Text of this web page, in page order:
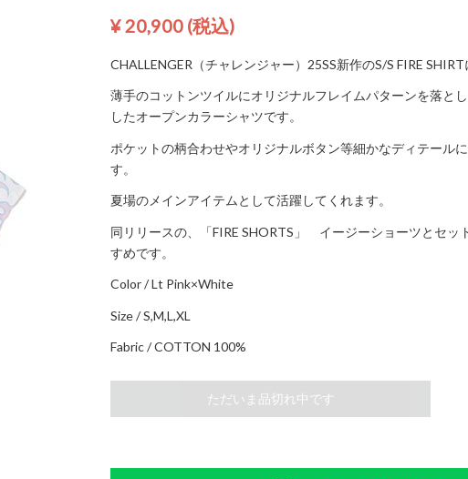
¥ 20,900 (税込)
CHALLENGER（チャレンジャー）25SS新作のS/S FIRE SHIRT
薄手のコットンツイルにオリジナルフレイムパターンを落と
したオープンカラーシャツです。
ポケットの柄合わせやオリジナルボタン等細かなディテール
す。
夏場のメインアイテムとして活躍してくれます。
同リリースの、「FIRE SHORTS」 イージーショーツとセッ
すめです。
Color / Lt Pink×White
Size / S,M,L,XL
Fabric / COTTON 100%
ただいま品切れ中です